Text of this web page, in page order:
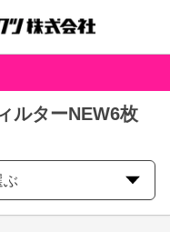
ルターNEW6枚
ぶ